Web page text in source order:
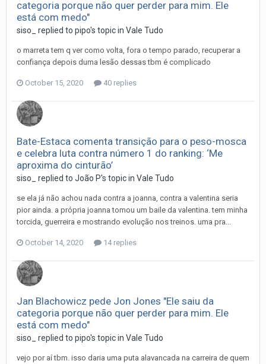
categoria porque não quer perder para mim. Ele
está com medo"
siso_ replied to pipo's topic in Vale Tudo
o marreta tem q ver como volta, fora o tempo parado, recuperar a
confiança depois duma lesão dessas tbm é complicado
October 15, 2020 40 replies
Bate-Estaca comenta transição para o peso-mosca
e celebra luta contra número 1 do ranking: ‘Me
aproxima do cinturão’
siso_ replied to João P's topic in Vale Tudo
se ela já não achou nada contra a joanna, contra a valentina seria
pior ainda. a própria joanna tomou um baile da valentina. tem minha
torcida, guerreira e mostrando evolução nos treinos. uma pra...
October 14, 2020 14 replies
Jan Blachowicz pede Jon Jones "Ele saiu da
categoria porque não quer perder para mim. Ele
está com medo"
siso_ replied to pipo's topic in Vale Tudo
vejo por aí tbm. isso daria uma puta alavancada na carreira de quem